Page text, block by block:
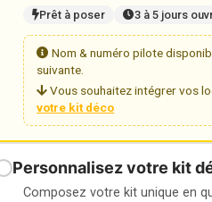
Prêt à poser 3 à 5 jours
Nom & numéro pilote
suivante.
Vous souhaitez intégrer vos
votre kit déco
Personnalisez votre kit
Composez votre kit unique en